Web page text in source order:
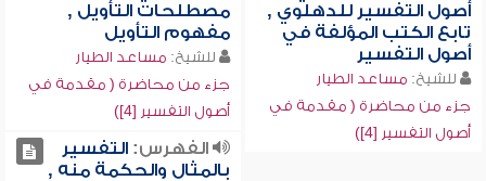
أصول التفسير للدهلوي ,
تابع الكتب المؤلفة في
أصول التفسير
للشيخ: مساعد الطيار
جزء من محاضرة ( مقدمة في
أصول التفسير [4])
مصطلحات التأويل ,
مفهوم التأويل
للشيخ: مساعد الطيار
جزء من محاضرة ( مقدمة في
أصول التفسير [4])
الفهرس:التفسير
بالمثال والحكمة منه ,